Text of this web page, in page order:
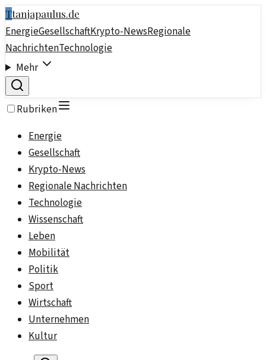
Ttanjapaulus.de
EnergieGesellschaftKrypto-NewsRegionale
NachrichtenTechnologie
Mehr
Rubriken
Energie
Gesellschaft
Krypto-News
Regionale Nachrichten
Technologie
Wissenschaft
Leben
Mobilität
Politik
Sport
Wirtschaft
Unternehmen
Kultur